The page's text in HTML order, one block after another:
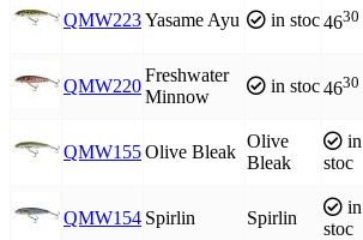
QMW223Yasame Ayu in stoc4630
QMW220
Freshwater
Minnow
in stoc4630
QMW155Olive Bleak
Olive
Bleak
in
stoc
QMW154 Spirlin Spirlin
in
stoc